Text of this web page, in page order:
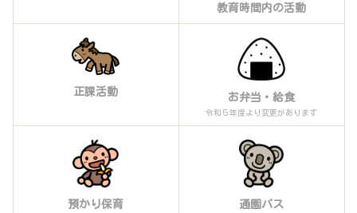
教育時間内の活動
正課活動 お弁当・給食
令和５年度より変更があります
預かり保育 通園バス